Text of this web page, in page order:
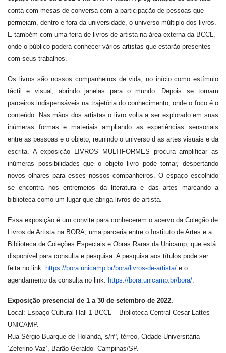
conta com mesas de conversa com a participação de pessoas que
permeiam, dentro e fora da universidade, o universo múltiplo dos livros.
E também com uma feira de livros de artista na área externa da BCCL,
onde o público poderá conhecer vários artistas que estarão presentes
com seus trabalhos.
Os livros são nossos companheiros de vida, no início como estímulo
táctil e visual, abrindo janelas para o mundo. Depois se tornam
parceiros indispensáveis na trajetória do conhecimento, onde o foco é o
conteúdo. Nas mãos dos artistas o livro volta a ser explorado em suas
inúmeras formas e materiais ampliando as experiências sensoriais
entre as pessoas e o objeto, reunindo o universo d as artes visuais e da
escrita. A exposição LIVROS MULTIFORMES procura amplificar as
inúmeras possibilidades que o objeto livro pode tomar, despertando
novos olhares para esses nossos companheiros. O espaço escolhido
se encontra nos entremeios da literatura e das artes marcando a
biblioteca como um lugar que abriga livros de artista.
Essa exposição é um convite para conhecerem o acervo da Coleção de
Livros de Artista na BORA, uma parceria entre o Instituto de Artes e a
Biblioteca de Coleções Especiais e Obras Raras da Unicamp, que está
disponível para consulta e pesquisa. A pesquisa aos títulos pode ser
feita no link: https://bora.unicamp.br/bora/livros-de-artista/ e o
agendamento da consulta no link: https://bora.unicamp.br/bora/.
Exposição presencial de 1 a 30 de setembro de 2022.
Local: Espaço Cultural Hall 1 BCCL – Biblioteca Central Cesar Lattes
UNICAMP.
Rua Sérgio Buarque de Holanda, s/nº, térreo, Cidade Universitária
‘Zeferino Vaz’, Barão Geraldo- Campinas/SP.